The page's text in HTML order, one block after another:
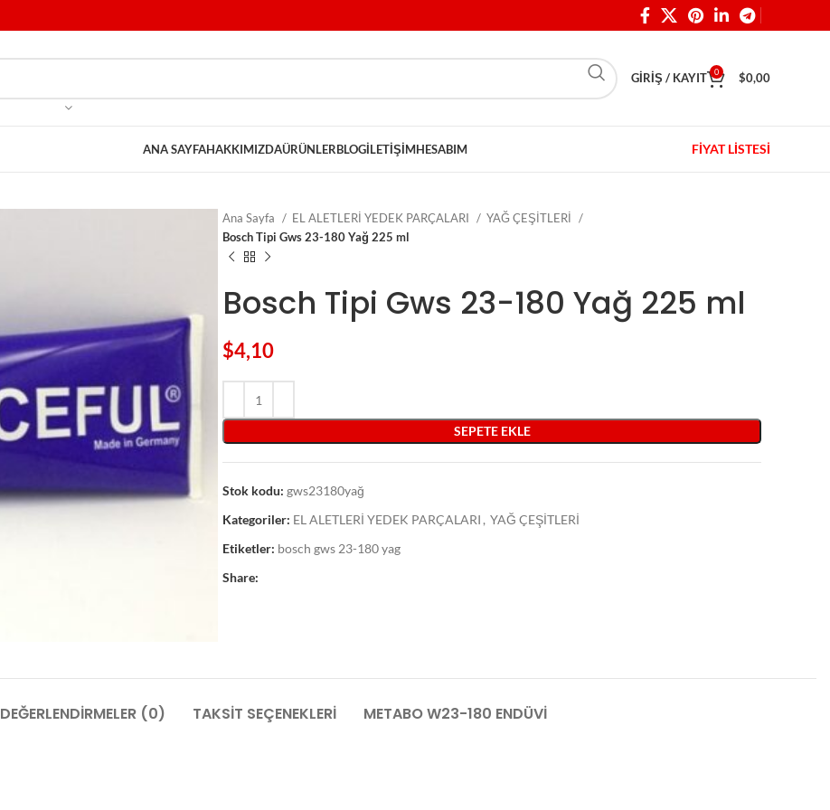
GIRIŞ / KAYIT 0 $0,00
ANA SAYFAHAKKIMIZDAÜRÜNLERBLOGİLETIŞIMHESABIM FİYAT LİSTESİ
Ana Sayfa EL ALETLERİ YEDEK PARÇALARI
YAĞ ÇEŞİTLERİ
Bosch Tipi Gws 23-180 Yağ 225 ml
Bosch Tipi Gws 23-180 Yağ 225 ml
$4,10
SEPETE EKLE
Stok kodu: gws23180yağ
Kategoriler: EL ALETLERİ YEDEK PARÇALARI , YAĞ ÇEŞİTLERİ
Etiketler: bosch gws 23-180 yag
Share:
DEĞERLENDIRMELER (0) TAKSIT SEÇENEKLERI METABO W23-180 ENDÜVİ